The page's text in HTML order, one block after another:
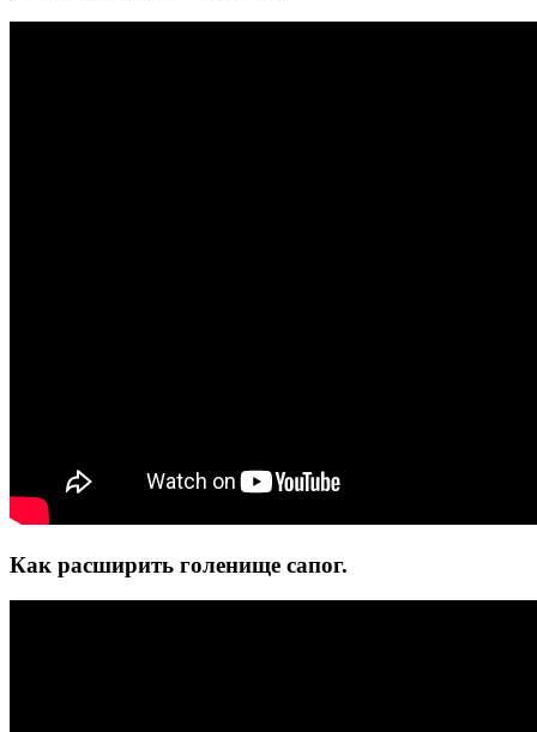
Как расширить голенище сапог.